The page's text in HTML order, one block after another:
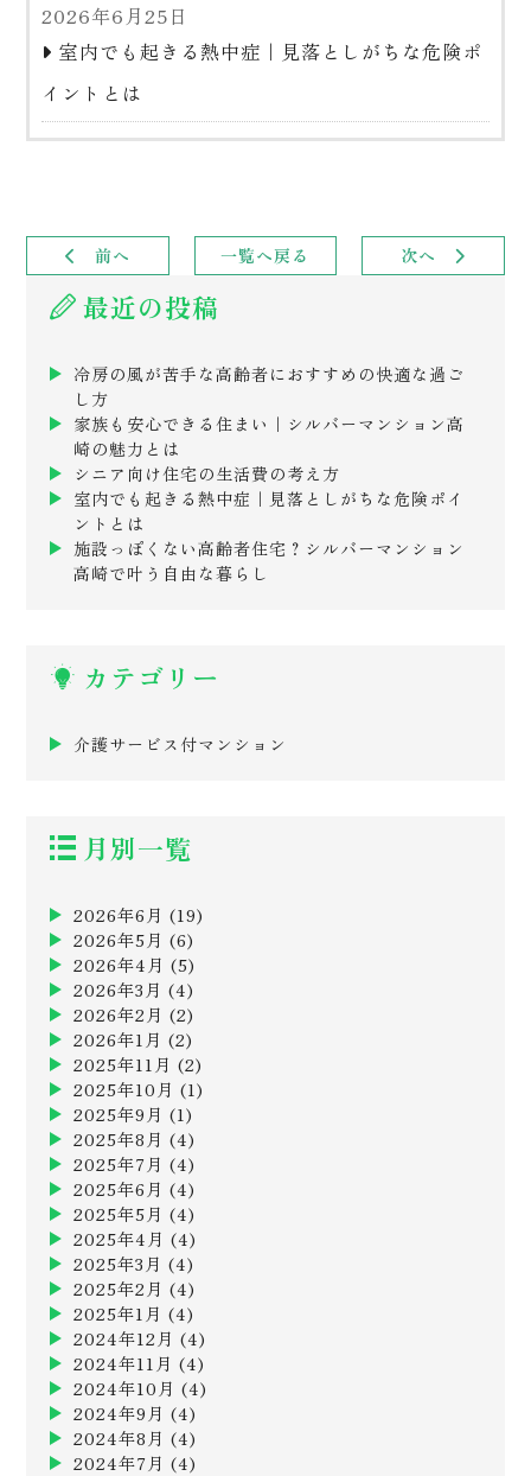
2026年6月25日
室内でも起きる熱中症｜見落としがちな危険ポ
イントとは
前へ 一覧へ戻る 次へ
最近の投稿
冷房の風が苦手な高齢者におすすめの快適な過ご
し方
家族も安心できる住まい｜シルバーマンション高
崎の魅力とは
シニア向け住宅の生活費の考え方
室内でも起きる熱中症｜見落としがちな危険ポイ
ントとは
施設っぽくない高齢者住宅？シルバーマンション
高崎で叶う自由な暮らし
カテゴリー
介護サービス付マンション
月別一覧
2026年6月 (19)
2026年5月 (6)
2026年4月 (5)
2026年3月 (4)
2026年2月 (2)
2026年1月 (2)
2025年11月 (2)
2025年10月 (1)
2025年9月 (1)
2025年8月 (4)
2025年7月 (4)
2025年6月 (4)
2025年5月 (4)
2025年4月 (4)
2025年3月 (4)
2025年2月 (4)
2025年1月 (4)
2024年12月 (4)
2024年11月 (4)
2024年10月 (4)
2024年9月 (4)
2024年8月 (4)
2024年7月 (4)